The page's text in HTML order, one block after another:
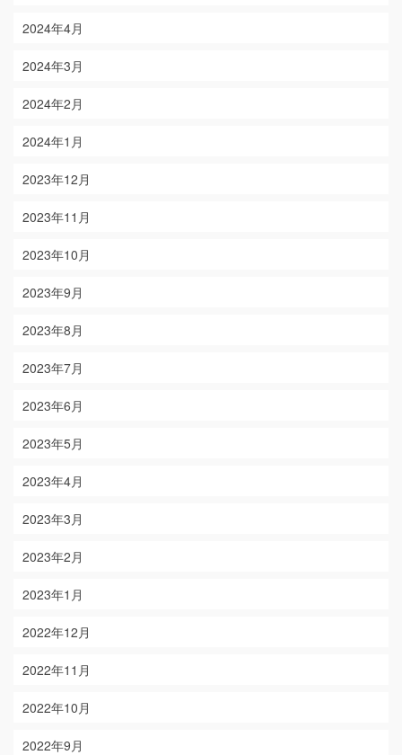
2024年4月
2024年3月
2024年2月
2024年1月
2023年12月
2023年11月
2023年10月
2023年9月
2023年8月
2023年7月
2023年6月
2023年5月
2023年4月
2023年3月
2023年2月
2023年1月
2022年12月
2022年11月
2022年10月
2022年9月